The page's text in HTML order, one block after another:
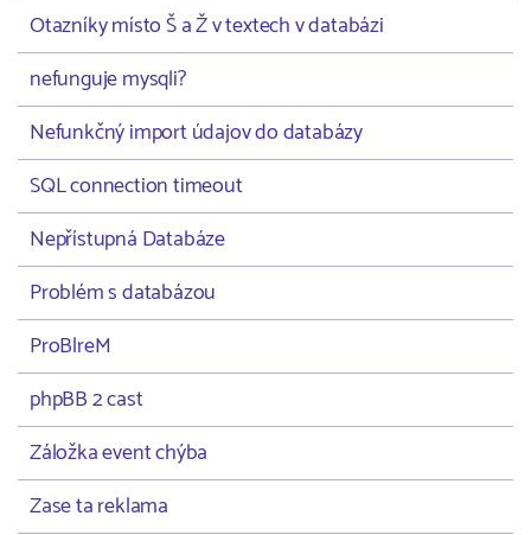
Otazníky místo Š a Ž v textech v databázi
nefunguje mysqli?
Nefunkčný import údajov do databázy
SQL connection timeout
Nepřístupná Databáze
Problém s databázou
ProBlreM
phpBB 2 cast
Záložka event chýba
Zase ta reklama